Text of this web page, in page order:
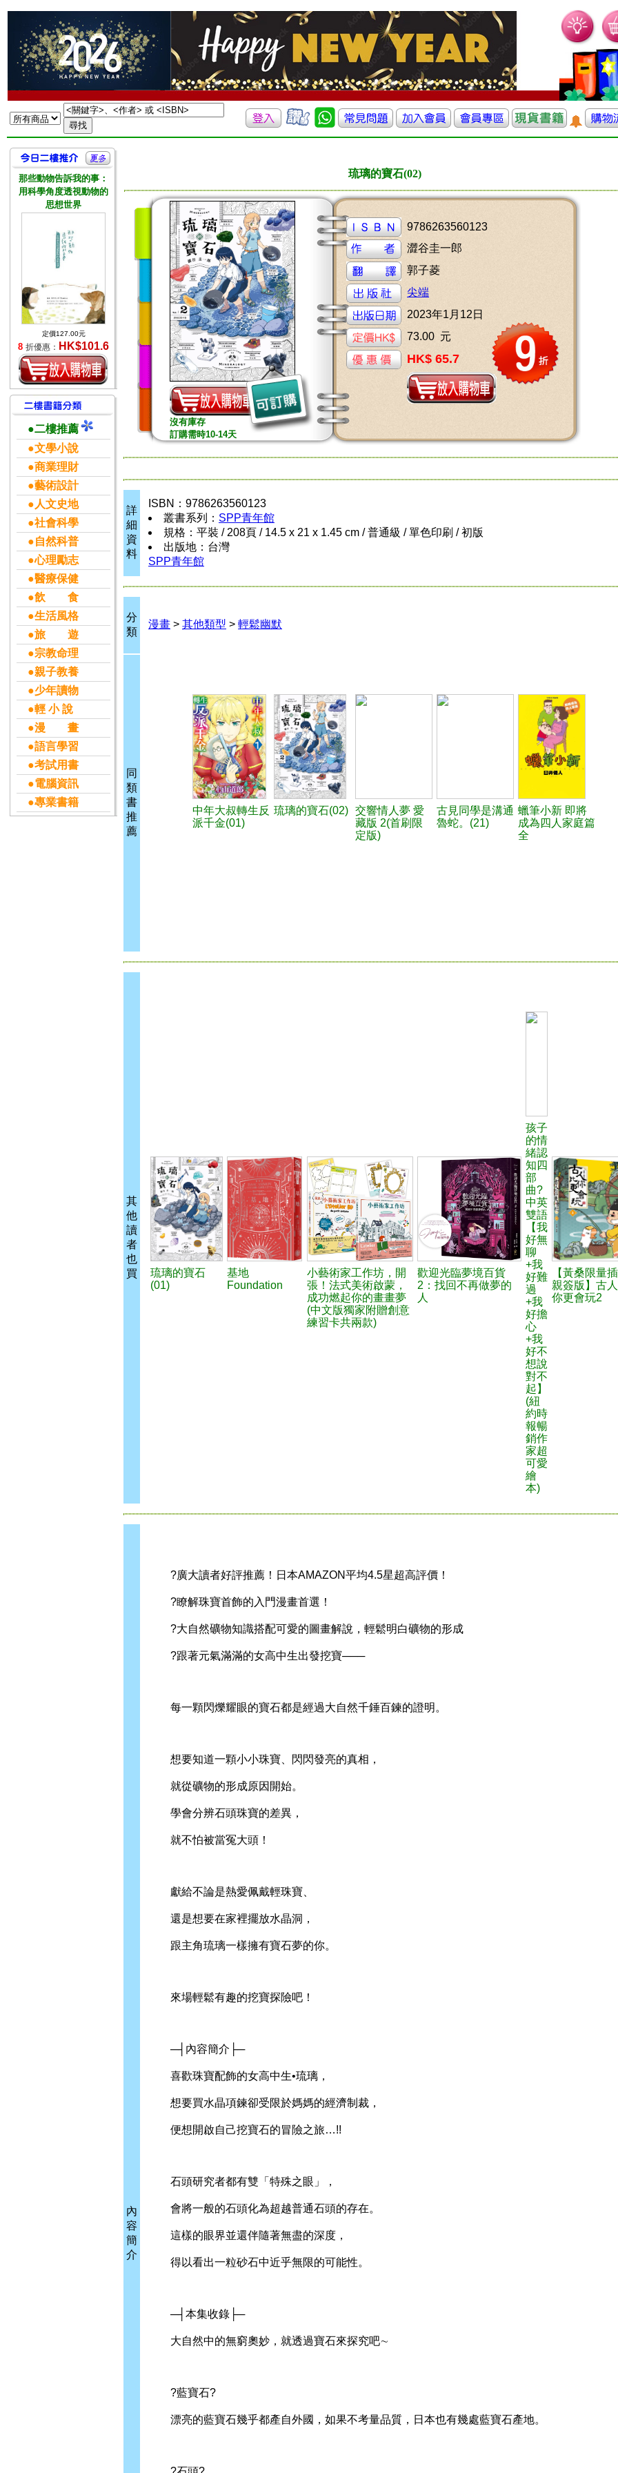
那些動物告訴我的事：
用科學角度透視動物的
思想世界
定價127.00元
8 折優惠： HK$101.6
●二樓推薦
●文學小說
●商業理財
●藝術設計
●人文史地
●社會科學
●自然科普
●心理勵志
●醫療保健
●飲 食
●生活風格
●旅 遊
●宗教命理
●親子教養
●少年讀物
●輕 小 說
●漫 畫
●語言學習
●考試用書
●電腦資訊
●專業書籍
琉璃的寶石(02)
沒有庫存
訂購需時10-14天
9786263560123
澀谷圭一郎
郭子菱
尖端
2023年1月12日
73.00 元
HK$ 65.7
詳
細
資
料
ISBN：9786263560123
叢書系列： SPP青年館
規格：平裝 / 208頁 / 14.5 x 21 x 1.45 cm / 普通級 / 單色印刷 / 初版
出版地：台灣
SPP青年館
分
類
漫畫 > 其他類型 > 輕鬆幽默
同
類
書
推
薦
中年大叔轉生反
派千金(01)
琉璃的寶石(02)
交響情人夢 愛
藏版 2(首刷限
定版)
古見同學是溝通
魯蛇。(21)
蠟筆小新 即將
成為四人家庭篇
全
其
他
讀
者
也
買
琉璃的寶石
(01)
基地
Foundation
小藝術家工作坊，開
張！法式美術啟蒙，
成功燃起你的畫畫夢
(中文版獨家附贈創意
練習卡共兩款)
歡迎光臨夢境百貨
2：找回不再做夢的
人
孩子
的情
緒認
知四
部
曲?
中英
雙語
【我
好無
聊
+我
好難
過
+我
好擔
心
+我
好不
想說
對不
起】
(紐
約時
報暢
銷作
家超
可愛
繪
本)
【黃桑限量
親簽版】古
你更會玩2
內
容
簡
介
?廣大讀者好評推薦！日本AMAZON平均4.5星超高評價！
?瞭解珠寶首飾的入門漫畫首選！
?大自然礦物知識搭配可愛的圖畫解說，輕鬆明白礦物的形成
?跟著元氣滿滿的女高中生出發挖寶───
每一顆閃爍耀眼的寶石都是經過大自然千錘百鍊的證明。
想要知道一顆小小珠寶、閃閃發亮的真相，
就從礦物的形成原因開始。
學會分辨石頭珠寶的差異，
就不怕被當冤大頭！
獻給不論是熱愛佩戴輕珠寶、
還是想要在家裡擺放水晶洞，
跟主角琉璃一樣擁有寶石夢的你。
來場輕鬆有趣的挖寶探險吧！
─┤內容簡介├─
喜歡珠寶配飾的女高中生•琉璃，
想要買水晶項鍊卻受限於媽媽的經濟制裁，
便想開啟自己挖寶石的冒險之旅…!!
石頭研究者都有雙「特殊之眼」，
會將一般的石頭化為超越普通石頭的存在。
這樣的眼界並還伴隨著無盡的深度，
得以看出一粒砂石中近乎無限的可能性。
─┤本集收錄├─
大自然中的無窮奧妙，就透過寶石來探究吧∼
?藍寶石?
漂亮的藍寶石幾乎都產自外國，如果不考量品質，日本也有幾處藍寶石產地。